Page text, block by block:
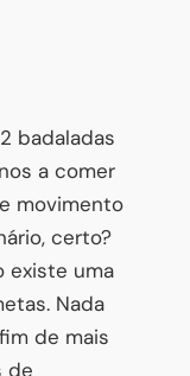
badaladas
a comer
movimento
certo?
existe uma
Nada
de mais
de